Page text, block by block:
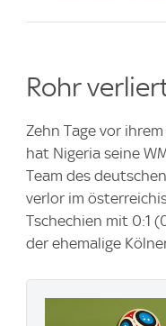
Rohr
Zehn Tage vor
hat Nigeria seine
Team des
verlor im
Tschechien mit 0:1
der ehemalige